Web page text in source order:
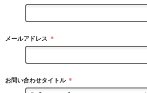
メールアドレス ＊
お問い合わせタイトル ＊